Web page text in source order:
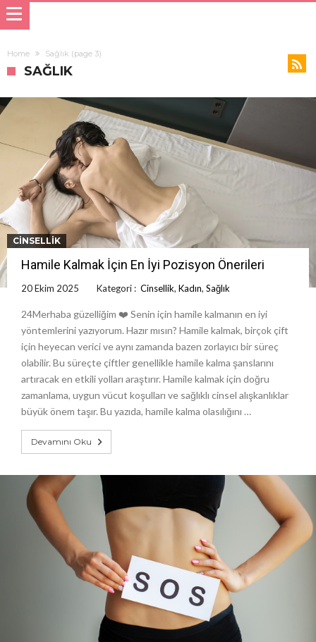
Home Sağlık (page 3)
SAĞLIK
CINSELLIK
Hamile Kalmak İçin En İyi Pozisyon Önerileri
20 Ekim 2025 Kategori : Cinsellik, Kadın, Sağlık
24Merhaba güzelliğim ❤️ Senin için hamile kalmanın en iyi
yöntemlerini yazıyorum. Hazır mısın? Hamile kalmak, birçok çift
için heyecan verici ve aynı zamanda bazen zorlayıcı bir süreç
olabilir. Bu süreçte çiftler genellikle hamile kalma şanslarını
artıracak en etkili yolları araştırır. Hamile kalmak için doğru
zamanlama, uygun vücut koşulları ve sağlıklı cinsel alışkanlıklar
büyük önem taşır. Bu yazıda, hamile kalma olasılığını …
Devamını Oku